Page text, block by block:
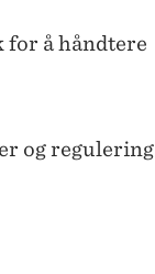
å håndtere
og regulering